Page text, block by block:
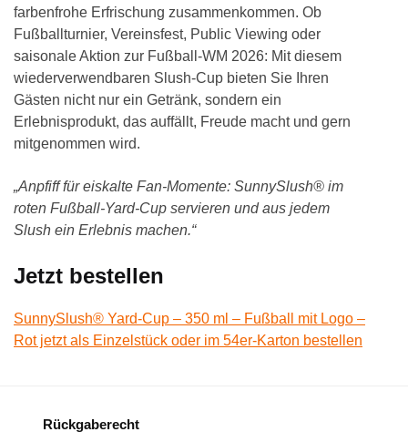
farbenfrohe Erfrischung zusammenkommen. Ob
Fußballturnier, Vereinsfest, Public Viewing oder
saisonale Aktion zur Fußball-WM 2026: Mit diesem
wiederverwendbaren Slush-Cup bieten Sie Ihren
Gästen nicht nur ein Getränk, sondern ein
Erlebnisprodukt, das auffällt, Freude macht und gern
mitgenommen wird.
„Anpfiff für eiskalte Fan-Momente: SunnySlush® im
roten Fußball-Yard-Cup servieren und aus jedem
Slush ein Erlebnis machen.“
Jetzt bestellen
SunnySlush® Yard-Cup – 350 ml – Fußball mit Logo –
Rot jetzt als Einzelstück oder im 54er-Karton bestellen
Rückgaberecht